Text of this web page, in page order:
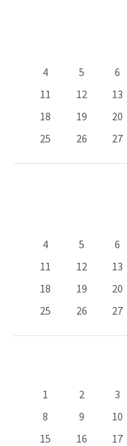
4
5 6
11
12 13
18
19 20
25
26 27
4
5 6
11
12 13
18
19 20
25
26 27
1 2 3
8
9 10
15
16 17